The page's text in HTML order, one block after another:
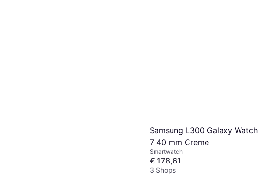
Samsung L300 Galaxy Watch
7 40 mm Creme
Smartwatch
€ 178,61
3 Shops